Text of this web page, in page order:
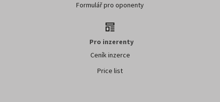
Formulář pro oponenty
Pro inzerenty
Ceník inzerce
Price list